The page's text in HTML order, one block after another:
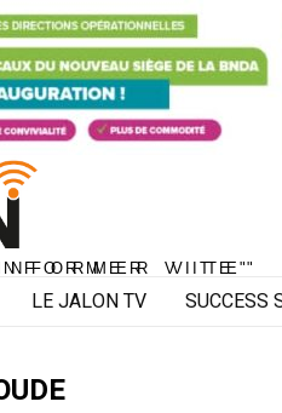
VITE"
VITE"
LE JALON TV SUCCESS